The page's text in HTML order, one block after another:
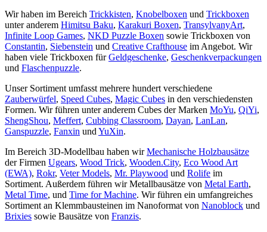
Wir haben im Bereich Trickkisten, Knobelboxen und Trickboxen
unter anderem Himitsu Baku, Karakuri Boxen, TransylvanyArt,
Infinite Loop Games, NKD Puzzle Boxen sowie Trickboxen von
Constantin, Siebenstein und Creative Crafthouse im Angebot. Wir
haben viele Trickboxen fürGeldgeschenke, Geschenkverpackungen
und Flaschenpuzzle.
Unser Sortiment umfasst mehrere hundert verschiedene
Zauberwürfel, Speed Cubes, Magic Cubes in den verschiedensten
Formen. Wir führen unter anderem Cubes der Marken MoYu, QiYi,
ShengShou, Meffert, Cubbing Classroom, Dayan, LanLan,
Ganspuzzle, Fanxin und YuXin.
Im Bereich 3D-Modellbau haben wirMechanische Holzbausätze
der Firmen Ugears, Wood Trick, Wooden.City, Eco Wood Art
(EWA), Rokr, Veter Models, Mr. Playwood und Rolife im
Sortiment. Außerdem führen wir Metallbausätze von Metal Earth,
Metal Time, und Time for Machine. Wir führen ein umfangreiches
Sortiment an Klemmbausteinen im Nanoformat von Nanoblock und
Brixies sowie Bausätze von Franzis.